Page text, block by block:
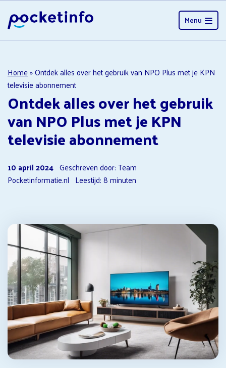
Menu
Home»Ontdek alles over het gebruik van NPO Plus met je KPN
televisie abonnement
Ontdek alles over het gebruik
van NPO Plus met je KPN
televisie abonnement
10 april 2024 Geschreven door: Team
Pocketinformatie.nl Leestijd:8minuten